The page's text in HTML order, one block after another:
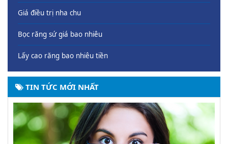
Giá điều trị nha chu
Bọc răng sứ giá bao nhiêu
Lấy cao răng bao nhiêu tiền
TIN TỨC MỚI NHẤT